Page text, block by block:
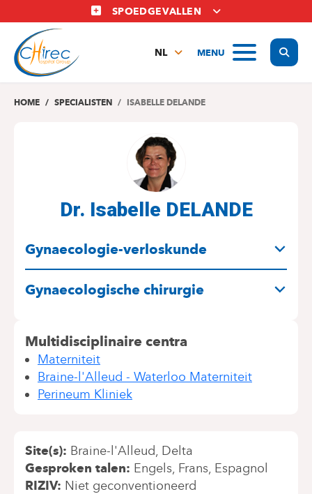
en
naar
inhoud
SPOEDGEVALLEN
MENU
NL
EN
HOME SPECIALISTEN ISABELLE DELANDE
Dr. Isabelle DELANDE
Gynaecologie-verloskunde
Gynaecologische chirurgie
Multidisciplinaire centra
Materniteit
Braine-l'Alleud - Waterloo Materniteit
Perineum Kliniek
Site(s) Braine-l'Alleud Delta
Gesproken talen Engels Frans Espagnol
RIZIV Niet geconventioneerd